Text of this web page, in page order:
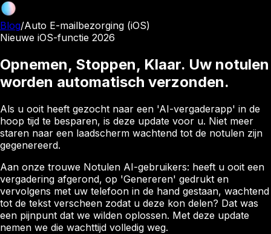
Blog/Auto E-mailbezorging (iOS)
Nieuwe iOS-functie 2026
Opnemen, Stoppen, Klaar. Uw notulen
worden automatisch verzonden.
Als u ooit heeft gezocht naar een 'AI-vergaderapp' in de
hoop tijd te besparen, is deze update voor u. Niet meer
staren naar een laadscherm wachtend tot de notulen zijn
gegenereerd.
Aan onze trouwe Notulen AI-gebruikers: heeft u ooit een
vergadering afgerond, op 'Genereren' gedrukt en
vervolgens met uw telefoon in de hand gestaan, wachtend
tot de tekst verscheen zodat u deze kon delen? Dat was
een pijnpunt dat we wilden oplossen. Met deze update
nemen we die wachttijd volledig weg.